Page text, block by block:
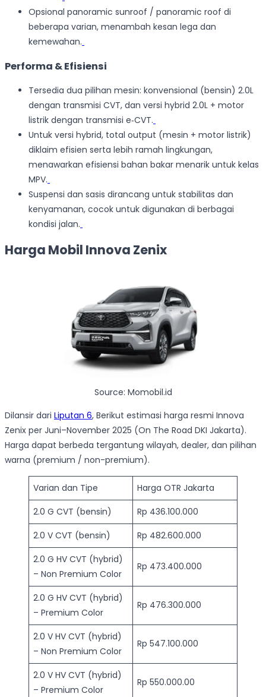
Opsional panoramic sunroof / panoramic roof di
beberapa varian, menambah kesan lega dan
kemewahan.
Performa & Efisiensi
Tersedia dua pilihan mesin: konvensional (bensin) 2.0L
dengan transmisi CVT, dan versi hybrid 2.0L + motor
listrik dengan transmisi e‑CVT.
Untuk versi hybrid, total output (mesin + motor listrik)
diklaim efisien serta lebih ramah lingkungan,
menawarkan efisiensi bahan bakar menarik untuk kelas
MPV.
Suspensi dan sasis dirancang untuk stabilitas dan
kenyamanan, cocok untuk digunakan di berbagai
kondisi jalan.
Harga Mobil Innova Zenix
Source: Momobil.id
Dilansir dari Liputan 6, Berikut estimasi harga resmi Innova
Zenix per Juni–November 2025 (On The Road DKI Jakarta).
Harga dapat berbeda tergantung wilayah, dealer, dan pilihan
warna (premium / non-premium).
Varian dan Tipe
Harga OTR Jakarta
2.0 G CVT (bensin)
Rp 436.100.000
2.0 V CVT (bensin)
Rp 482.600.000
2.0 G HV CVT (hybrid)
– Non Premium Color
Rp 473.400.000
2.0 G HV CVT (hybrid)
– Premium Color
Rp 476.300.000
2.0 V HV CVT (hybrid)
– Non Premium Color
Rp 547.100.000
2.0 V HV CVT (hybrid)
– Premium Color
Rp 550.000.00